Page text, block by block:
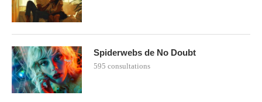
Spiderwebs de No Doubt
595 consultations